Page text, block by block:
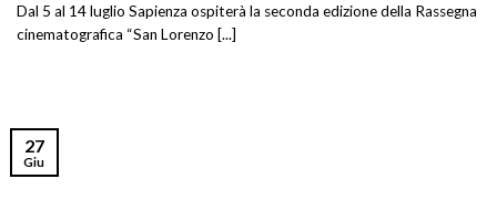
Dal 5 al 14 luglio Sapienza ospiterà la seconda edizione della Rassegna
cinematografica “San Lorenzo [...]
27
Giu